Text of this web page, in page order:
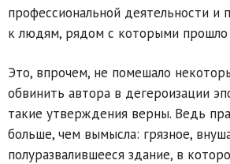
профессиональной деятельности и
к людям, рядом с которыми прошло
Это, впрочем, не помешало
обвинить автора в дегероизации
такие утверждения верны. Ведь
больше, чем вымысла: грязное,
полуразвалившееся здание, в